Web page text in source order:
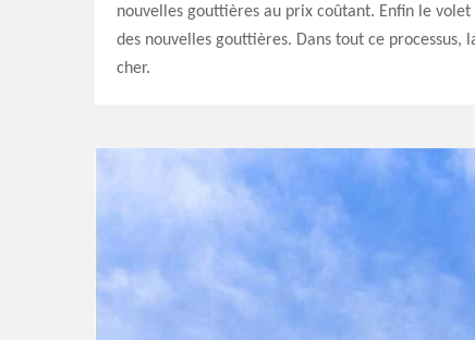
nouvelles gouttières au prix coûtant. Enfin le
des nouvelles gouttières. Dans tout ce processus,
cher.